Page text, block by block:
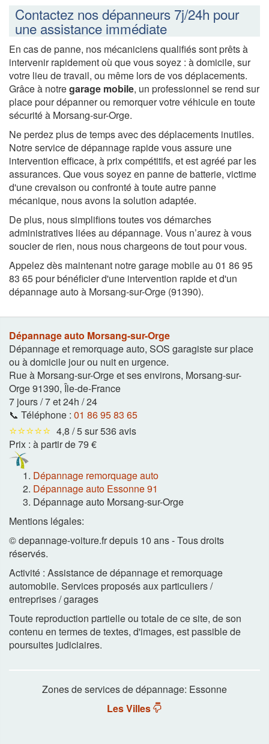
Contactez nos dépanneurs 7j/24h pour
une assistance immédiate
En cas de panne, nos mécaniciens qualifiés sont prêts à
intervenir rapidement où que vous soyez : à domicile, sur
votre lieu de travail, ou même lors de vos déplacements.
Grâce à notregarage mobile, un professionnel se rend sur
place pour dépanner ou remorquer votre véhicule en toute
sécurité à Morsang-sur-Orge.
Ne perdez plus de temps avec des déplacements inutiles.
Notre service de dépannage rapide vous assure une
intervention efficace, à prix compétitifs, et est agréé par les
assurances. Que vous soyez en panne de batterie, victime
d'une crevaison ou confronté à toute autre panne
mécanique, nous avons la solution adaptée.
De plus, nous simplifions toutes vos démarches
administratives liées au dépannage. Vous n’aurez à vous
soucier de rien, nous nous chargeons de tout pour vous.
Appelez dès maintenant notre garage mobile au 01 86 95
83 65 pour bénéficier d'une intervention rapide et d'un
dépannage auto à Morsang-sur-Orge (91390).
Dépannage auto Morsang-sur-Orge
Dépannage et remorquage auto, SOS garagiste sur place
ou à domicile jour ou nuit en urgence.
Rue à Morsang-sur-Orge et ses environs, Morsang-sur-
Orge91390, Île-de-France
7 jours / 7 et 24h / 24
📞 Téléphone : 01 86 95 83 65
⭐⭐⭐⭐⭐ 4,8 / 5 sur 536 avis
Prix : à partir de 79 €
Dépannage remorquage auto
Dépannage auto Essonne 91
Dépannage auto Morsang-sur-Orge
Mentions légales:
© depannage-voiture.fr depuis 10 ans - Tous droits
réservés.
Activité : Assistance de dépannage et remorquage
automobile. Services proposés aux particuliers /
entreprises / garages
Toute reproduction partielle ou totale de ce site, de son
contenu en termes de textes, d'images, est passible de
poursuites judiciaires.
Zones de services de dépannage: Essonne
Les Villes